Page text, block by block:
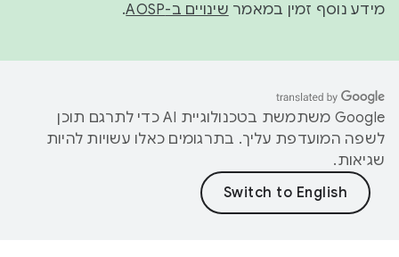
מידע נוסף זמין במאמר שינויים ב-AOSP .
‫Google משתמשת בטכנולוגיית AI כדי לתרגם תוכן
לשפה המועדפת עליך. בתרגומים כאלו עשויות להיות
שגיאות.